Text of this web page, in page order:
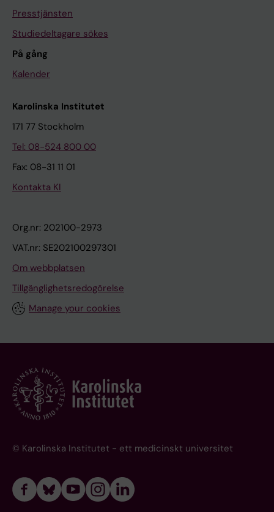
Presstjänsten
Studiedeltagare sökes
På gång
Kalender
Karolinska Institutet
171 77 Stockholm
Tel: 08-524 800 00
Fax: 08-31 11 01
Kontakta KI
Org.nr: 202100-2973
VAT.nr: SE202100297301
Om webbplatsen
Tillgänglighetsredogörelse
Manage your cookies
© Karolinska Institutet - ett medicinskt universitet